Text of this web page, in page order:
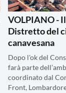
VOLPIANO -
Distretto del
canavesana
Dopo l'ok del
farà parte
coordinato dal
Front,